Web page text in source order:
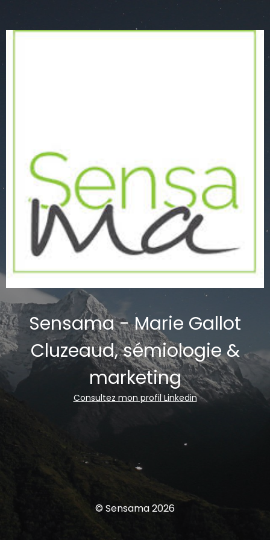
Sensama - Marie Gallot
Cluzeaud, sémiologie &
marketing
Consultez mon profil Linkedin
© Sensama 2026